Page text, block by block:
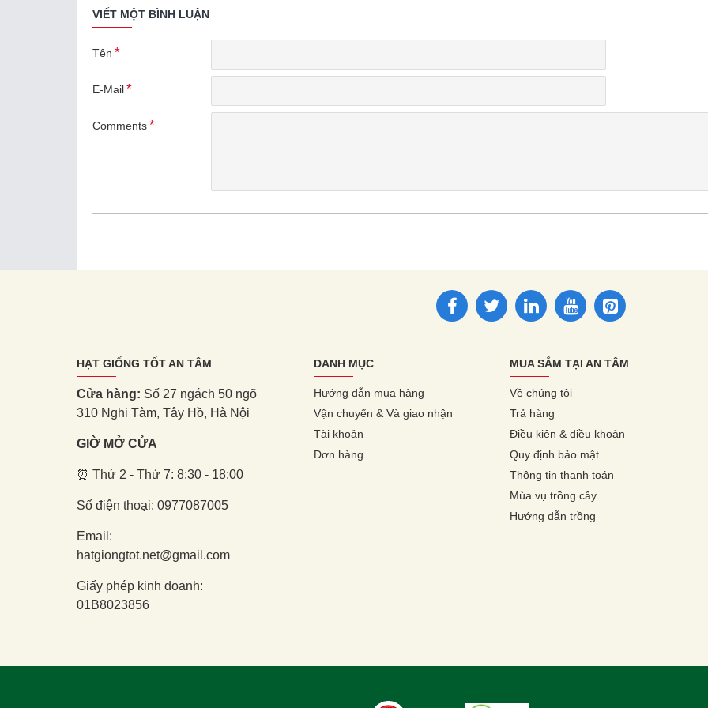
VIẾT MỘT BÌNH LUẬN
Tên
E-Mail
Comments
HẠT GIỐNG TỐT AN TÂM
Cửa hàng: Số 27 ngách 50 ngõ
310 Nghi Tàm, Tây Hồ, Hà Nội
GIỜ MỞ CỬA
⏰ Thứ 2 - Thứ 7: 8:30 - 18:00
Số điện thoại: 0977087005
Email:
hatgiongtot.net@gmail.com
Giấy phép kinh doanh:
01B8023856
DANH MỤC
Hướng dẫn mua hàng
Vận chuyển & Và giao nhận
Tài khoản
Đơn hàng
MUA SẮM TẠI AN TÂM
Về chúng tôi
Trả hàng
Điều kiện & điều khoản
Quy định bảo mật
Thông tin thanh toán
Mùa vụ trồng cây
Hướng dẫn trồng